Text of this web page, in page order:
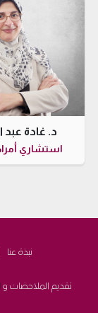
د. غادة عبد
استشاري
نبذة عنا
تقديم الملاحضات